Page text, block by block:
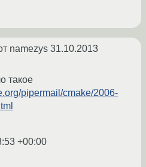
namezys 31.10.2013
такое
pipermail/cmake/2006-
+00:00